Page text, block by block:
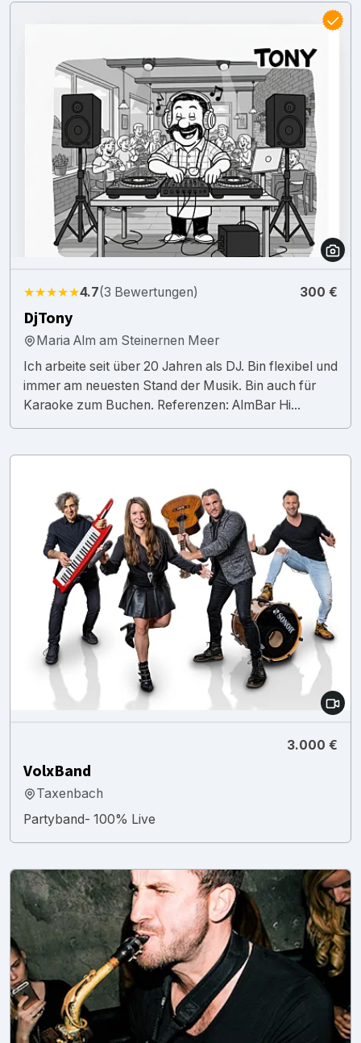
★★★★★4.7(3 Bewertungen) 300 €
DjTony
Maria Alm am Steinernen Meer
Ich arbeite seit über 20 Jahren als DJ. Bin flexibel und
immer am neuesten Stand der Musik. Bin auch für
Karaoke zum Buchen. Referenzen: AlmBar Hi...
3.000 €
VolxBand
Taxenbach
Partyband- 100% Live